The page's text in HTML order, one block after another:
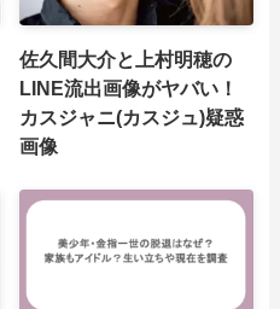
佐久間大介と上村明穂の
LINE流出画像がヤバい！
カスジャニ(カスジュ)疑惑
画像